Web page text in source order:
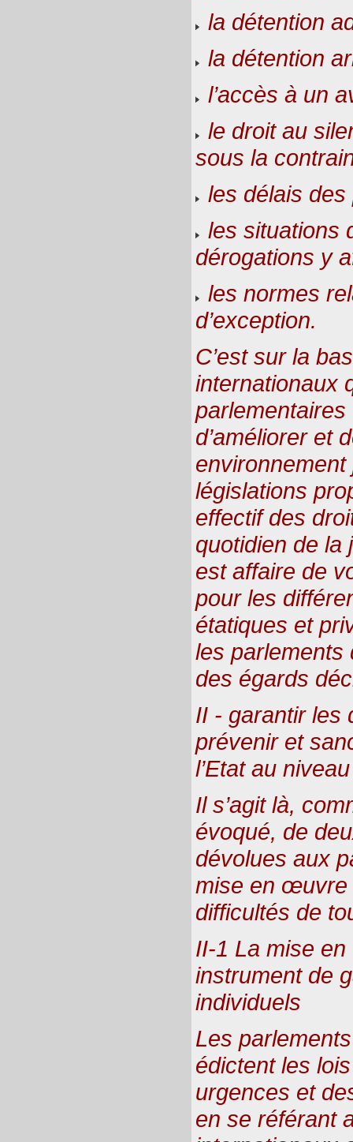
la détention
la détention
l’accès à un
le droit au
sous la
les délais
les situations
dérogations y
les normes
d’exception.
C’est sur la
internationaux
parlementaires
d’améliorer et
législations
effectif des
quotidien de la
est affaire de
pour les
étatiques et
les parlements
des égards
II - garantir les
prévenir et
l’Etat au
Il s’agit là,
évoqué, de
dévolues aux
mise en œuvre
difficultés de
II-1 La mise
instrument de
individuels
Les
édictent les
urgences et
en se référant